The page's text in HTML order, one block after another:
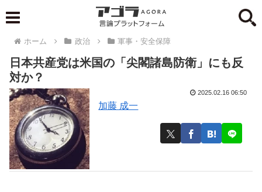
ホーム 政治 軍事・安全保障
日本共産党は米国の「尖閣諸島防衛」にも反
対か？
加藤 成一
2025.02.16 06:50